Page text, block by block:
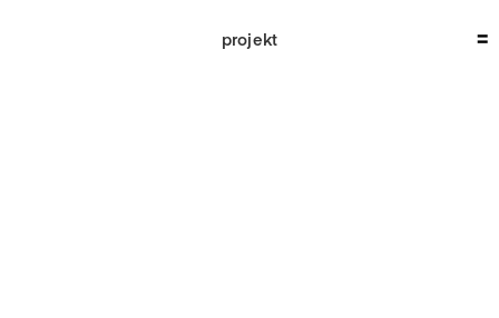
projekt